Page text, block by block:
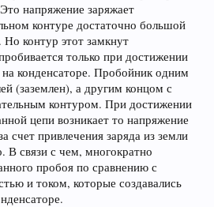
напряжение заряжает
контуре достаточно большой
контур этот замкнут
только при достижении
конденсаторе. Пробойник одним
(заземлен), а другим концом с
контуром. При достижении
цепи возникает то напряжение
счет привлечения заряда из земли
В связи с чем, многократно
пробоя по сравнению с
и током, которые создавались